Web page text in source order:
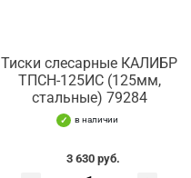
Тиски слесарные КАЛИБР
ТПСН-125ИС (125мм,
стальные) 79284
в наличии
3 630 руб.